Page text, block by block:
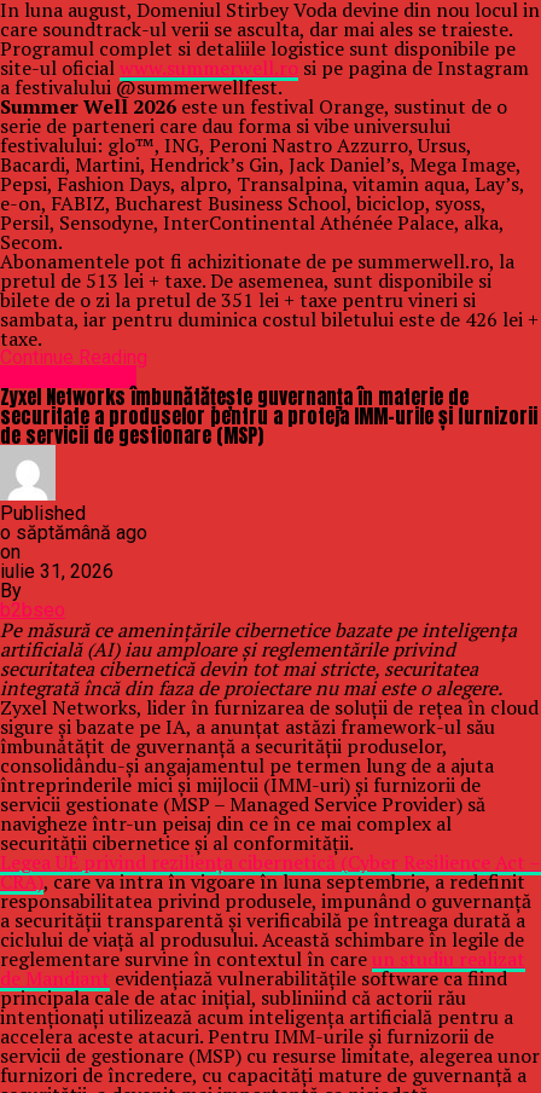
In luna august, Domeniul Stirbey Voda devine din nou locul in
care soundtrack-ul verii se asculta, dar mai ales se traieste.
Programul complet si detaliile logistice sunt disponibile pe
site-ul oficialwww.summerwell.ro si pe pagina de Instagram
a festivalului @summerwellfest.
Summer Well 2026 este un festival Orange, sustinut de o
serie de parteneri care dau forma si vibe universului
festivalului: glo™, ING, Peroni Nastro Azzurro, Ursus,
Bacardi, Martini, Hendrick’s Gin, Jack Daniel’s, Mega Image,
Pepsi, Fashion Days, alpro, Transalpina, vitamin aqua, Lay’s,
e-on, FABIZ, Bucharest Business School, biciclop, syoss,
Persil, Sensodyne, InterContinental Athénée Palace, alka,
Secom.
Abonamentele pot fi achizitionate de pe summerwell.ro, la
pretul de 513 lei + taxe. De asemenea, sunt disponibile si
bilete de o zi la pretul de 351 lei + taxe pentru vineri si
sambata, iar pentru duminica costul biletului este de 426 lei +
taxe.
Continue Reading
Zyxel Networks îmbunătățește guvernanța în materie de
securitate a produselor pentru a proteja IMM-urile și furnizorii
de servicii de gestionare (MSP)
Published
o săptămână ago
on
iulie 31, 2026
By
b2bseo
Pe măsură ce amenințările cibernetice bazate pe inteligența
artificială (AI) iau amploare și reglementările privind
securitatea cibernetică devin tot mai stricte, securitatea
integrată încă din faza de proiectare nu mai este o alegere.
Zyxel Networks, lider în furnizarea de soluții de rețea în cloud
sigure și bazate pe IA, a anunțat astăzi framework-ul său
îmbunătățit de guvernanță a securității produselor,
consolidându-și angajamentul pe termen lung de a ajuta
întreprinderile mici și mijlocii (IMM-uri) și furnizorii de
servicii gestionate (MSP – Managed Service Provider) să
navigheze într-un peisaj din ce în ce mai complex al
securității cibernetice și al conformității.
Legea UE privind reziliența cibernetică (Cyber Resilience Act –
CRA), care va intra în vigoare în luna septembrie, a redefinit
responsabilitatea privind produsele, impunând o guvernanță
a securității transparentă și verificabilă pe întreaga durată a
ciclului de viață al produsului. Această schimbare în legile de
reglementare survine în contextul în careun studiu realizat
de Mandiant evidențiază vulnerabilitățile software ca fiind
principala cale de atac inițial, subliniind că actorii rău
intenționați utilizează acum inteligența artificială pentru a
accelera aceste atacuri. Pentru IMM-urile și furnizorii de
servicii de gestionare (MSP) cu resurse limitate, alegerea unor
furnizori de încredere, cu capacități mature de guvernanță a